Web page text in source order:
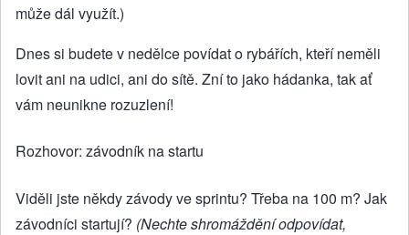
může dál využít.)
Dnes si budete v nedělce povídat o rybářích, kteří neměli
lovit ani na udici, ani do sítě. Zní to jako hádanka, tak ať
vám neunikne rozuzlení!
Rozhovor: závodník na startu
Viděli jste někdy závody ve sprintu? Třeba na 100 m? Jak
závodníci startují? (Nechte shromáždění odpovídat,